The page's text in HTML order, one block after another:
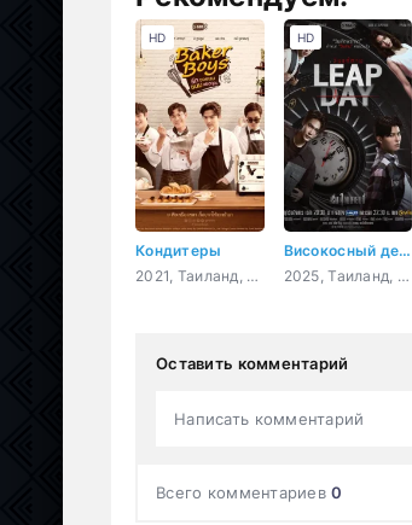
Кондитеры
2021, Таиланд, триллер, мелодрама, комедия
HD
Високосный день
2025, Таиланд, триллер, драма, фэнтези
HD
Оставить комментарий
Написать комментарий
Всего комментариев0